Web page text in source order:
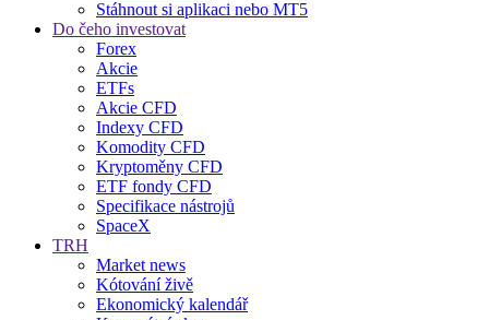
Stáhnout si aplikaci nebo MT5
Do čeho investovat
Forex
Akcie
ETFs
Akcie CFD
Indexy CFD
Komodity CFD
Kryptoměny CFD
ETF fondy CFD
Specifikace nástrojů
SpaceX
TRH
Market news
Kótování živě
Ekonomický kalendář